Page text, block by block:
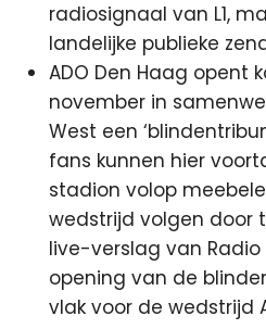
radiosignaal van L1,
landelijke publieke
ADO Den Haag opent
november in
West een
fans kunnen hier
stadion volop
wedstrijd volgen door
live-verslag van
opening van de
vlak voor de wedstrijd